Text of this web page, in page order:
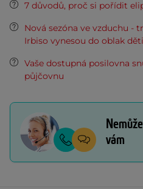
7 důvodů, proč si pořídit
Nová sezóna ve vzduchu -
Irbiso vynesou do oblak
Vaše dostupná posilovna
půjčovnu
vám